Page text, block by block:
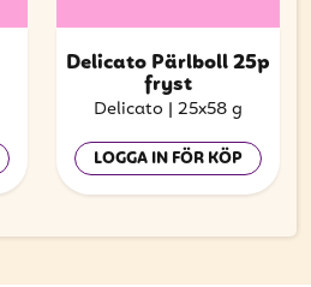
Delicato Pärlboll 25p
fryst
Delicato | 25x58 g
LOGGA IN FÖR KÖP